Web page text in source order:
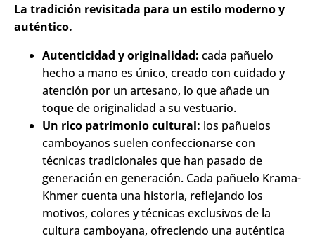
La tradición revisitada para un estilo moderno y
auténtico.
Autenticidad y originalidad: cada pañuelo
hecho a mano es único, creado con cuidado y
atención por un artesano, lo que añade un
toque de originalidad a su vestuario.
Un rico patrimonio cultural: los pañuelos
camboyanos suelen confeccionarse con
técnicas tradicionales que han pasado de
generación en generación. Cada pañuelo Krama-
Khmer cuenta una historia, reflejando los
motivos, colores y técnicas exclusivos de la
cultura camboyana, ofreciendo una auténtica